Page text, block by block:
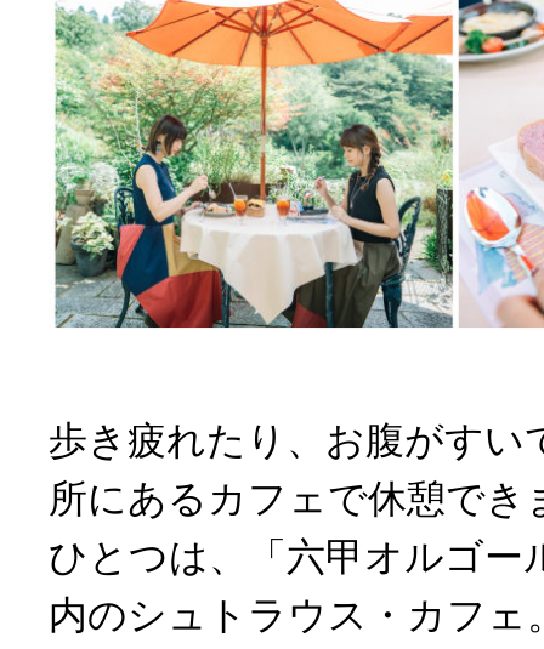
歩き疲れたり、お腹がすい
所にあるカフェで休憩でき
ひとつは、「六甲オルゴー
内のシュトラウス・カフェ